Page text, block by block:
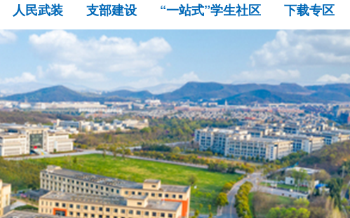
人民武装 支部建设 “一站式”学生社区 下载专区